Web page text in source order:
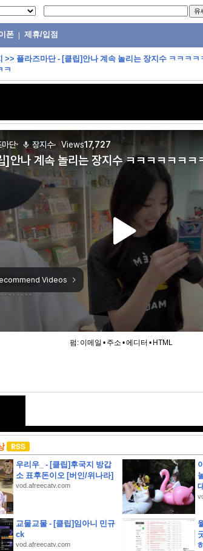
폰 제휴/입점
였냐고 나는?
수리 안내
>> 플라즈마단 - [클립]안나 계속 놀리는 장지수 ㅋㅋㅋ
ㅋ
펌: 이메일 • 주소 •에디터 • HTML
우리우_ - [클립]후국지 방갑
소 표후돈이오 [버인/위나라]
vod.afreecatv.com
교물교물 - [클립]임아니 민규
ck
vod.afreecatv.com